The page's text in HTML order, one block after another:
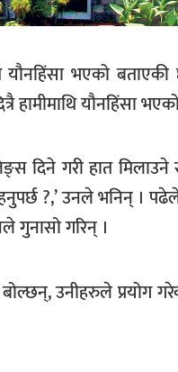
यौनहिंसा भएको
हामीमाथि यौनहिंसा
दिने गरी हात मिलाउने
?,’ उनले भनिन् ।
गुनासो गरिन् ।
उनीहरुले प्रयोग